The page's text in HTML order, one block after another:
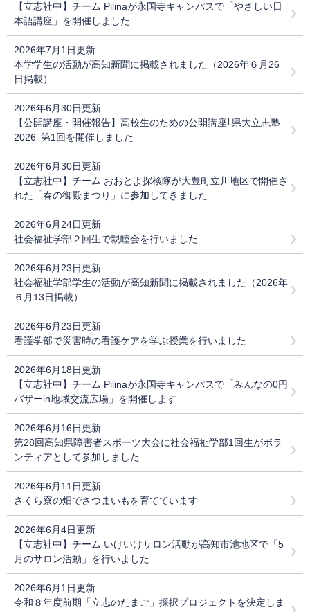
【立志社中】チーム Pilinaが永国寺キャンパスで「やさしい日
本語講座」を開催しました
2026年7月1日更新
本学学生の活動が高知新聞に掲載されました（2026年６月26
日掲載）
2026年6月30日更新
【公開講座・開催報告】高校生のための公開講座｢県大立志塾
2026｣第1回を開催しました
2026年6月30日更新
【立志社中】チーム おおとよ探検隊が大豊町立川地区で開催さ
れた「春の御殿まつり」に参加してきました
2026年6月24日更新
社会福祉学部２回生で親睦会を行いました
2026年6月23日更新
社会福祉学部学生の活動が高知新聞に掲載されました（2026年
６月13日掲載）
2026年6月23日更新
看護学部で災害時の看護ケアを学ぶ授業を行いました
2026年6月18日更新
【立志社中】チーム Pilinaが永国寺キャンパスで「みんなの0円
バザーin地域交流広場」を開催します
2026年6月16日更新
第28回高知県障害者スポーツ大会に社会福祉学部1回生がボラ
ンティアとして参加しました
2026年6月11日更新
さくら寮の畑でさつまいもを育てています
2026年6月4日更新
【立志社中】チーム いけいけサロン活動が高知市池地区で「5
月のサロン活動」を行いました
2026年6月1日更新
令和８年度前期「立志のたまご」採択プロジェクトを決定しま